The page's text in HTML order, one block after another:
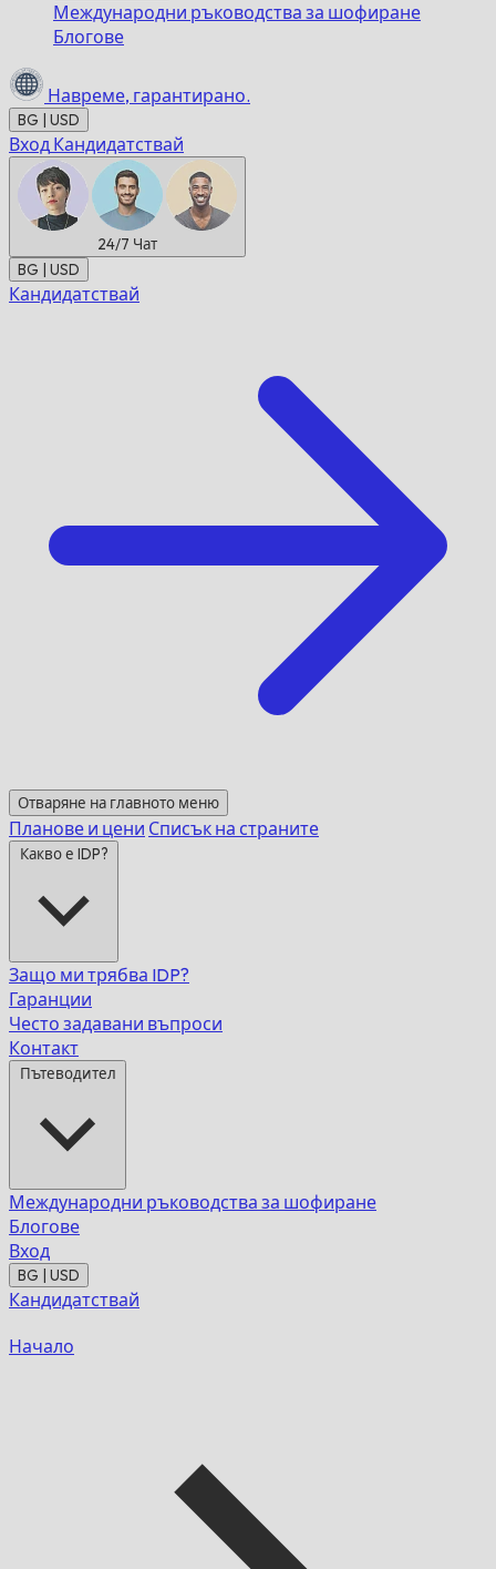
Международни ръководства за шофиране
Блогове
Навреме, гарантирано.
BG | USD
Вход Кандидатствай
24/7 Чат
BG | USD
Кандидатствай
Отваряне на главното меню
Планове и цени Списък на страните
Какво е IDP?
Защо ми трябва IDP?
Гаранции
Често задавани въпроси
Контакт
Пътеводител
Международни ръководства за шофиране
Блогове
Вход
BG | USD
Кандидатствай
Начало